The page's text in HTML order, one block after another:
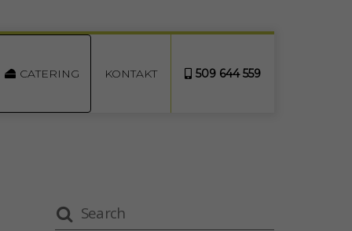
CATERING KONTAKT 509 644 559